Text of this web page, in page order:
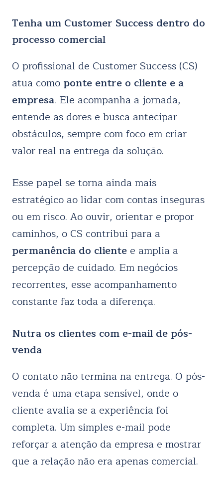
Tenha um Customer Success dentro do
processo comercial
O profissional de Customer Success (CS)
atua como ponte entre o cliente e a
empresa. Ele acompanha a jornada,
entende as dores e busca antecipar
obstáculos, sempre com foco em criar
valor real na entrega da solução.
Esse papel se torna ainda mais
estratégico ao lidar com contas inseguras
ou em risco. Ao ouvir, orientar e propor
caminhos, o CS contribui para a
permanência do cliente e amplia a
percepção de cuidado. Em negócios
recorrentes, esse acompanhamento
constante faz toda a diferença.
Nutra os clientes com e-mail de pós-
venda
O contato não termina na entrega. O pós-
venda é uma etapa sensível, onde o
cliente avalia se a experiência foi
completa. Um simples e-mail pode
reforçar a atenção da empresa e mostrar
que a relação não era apenas comercial.